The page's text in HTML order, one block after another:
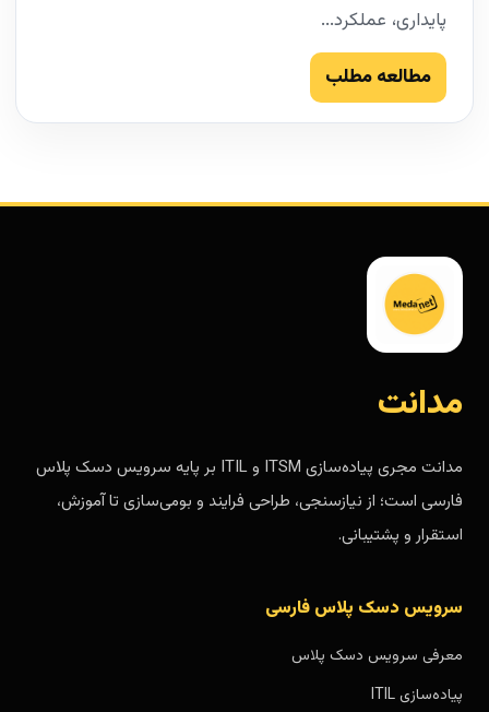
پایداری، عملکرد...
مطالعه مطلب
مدانت
مدانت مجری پیاده‌سازی ITSM و ITIL بر پایه سرویس دسک پلاس
فارسی است؛ از نیازسنجی، طراحی فرایند و بومی‌سازی تا آموزش،
استقرار و پشتیبانی.
سرویس دسک پلاس فارسی
معرفی سرویس دسک پلاس
پیاده‌سازی ITIL